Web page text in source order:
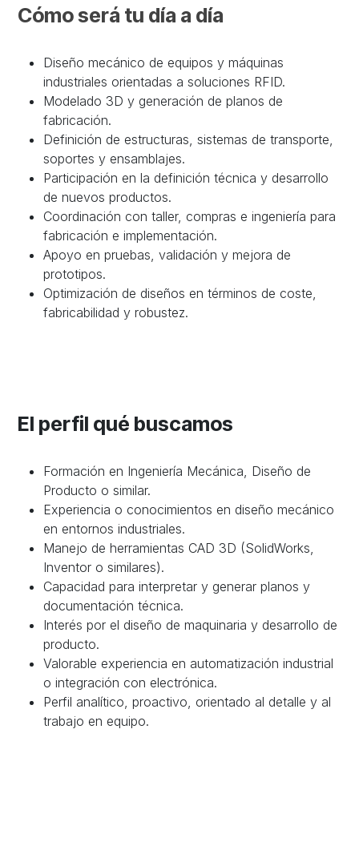
Cómo será tu día a día
Diseño mecánico de equipos y máquinas
industriales orientadas a soluciones RFID.
Modelado 3D y generación de planos de
fabricación.
Definición de estructuras, sistemas de transporte,
soportes y ensamblajes.
Participación en la definición técnica y desarrollo
de nuevos productos.
Coordinación con taller, compras e ingeniería para
fabricación e implementación.
Apoyo en pruebas, validación y mejora de
prototipos.
Optimización de diseños en términos de coste,
fabricabilidad y robustez.
El perfil qué buscamos
Formación en Ingeniería Mecánica, Diseño de
Producto o similar.
Experiencia o conocimientos en diseño mecánico
en entornos industriales.
Manejo de herramientas CAD 3D (SolidWorks,
Inventor o similares).
Capacidad para interpretar y generar planos y
documentación técnica.
Interés por el diseño de maquinaria y desarrollo de
producto.
Valorable experiencia en automatización industrial
o integración con electrónica.
Perfil analítico, proactivo, orientado al detalle y al
trabajo en equipo.